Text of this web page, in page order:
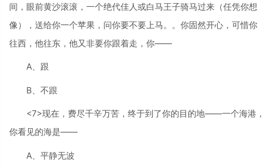
间，眼前黄沙滚滚，一个绝代佳人或白马王子骑马过来（任凭你想
像），送给你一个苹果，问你要不要上马。。你固然开心，可惜你
往西，他往东，他又非要你跟着走，你——
A、跟
B、不跟
<7>现在，费尽千辛万苦，终于到了你的目的地——一个海港，
你看见的海是——
A、平静无波